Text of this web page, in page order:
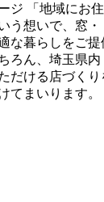
ジ 「地域にお
う想いで、窓
な暮らしをご
ろん、埼玉県
だける店づく
てまいります。